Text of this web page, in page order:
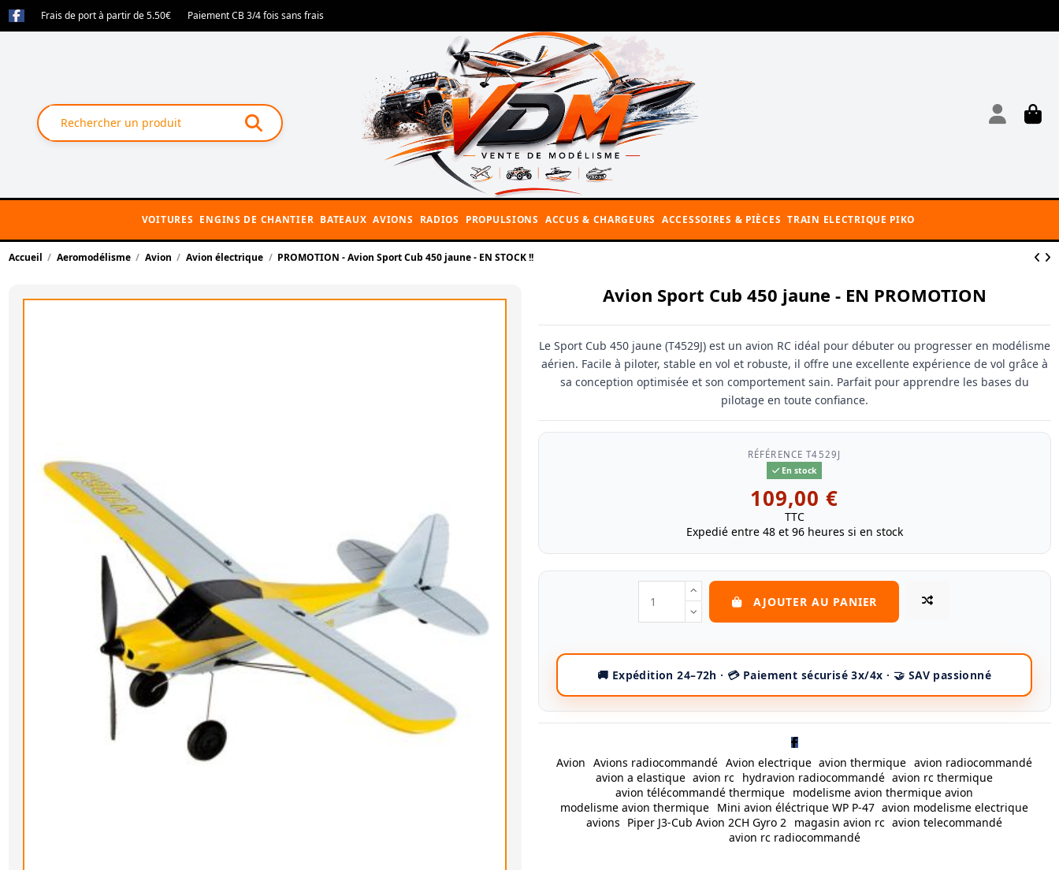
Frais de port à partir de 5.50€ Paiement CB 3/4 fois sans frais
VOITURES ENGINS DE CHANTIER BATEAUX AVIONS RADIOS PROPULSIONS ACCUS & CHARGEURS ACCESSOIRES & PIÈCES TRAIN ELECTRIQUE PIKO
Accueil Aeromodélisme Avion Avion électrique PROMOTION - Avion Sport Cub 450 jaune - EN STOCK !!
Avion Sport Cub 450 jaune - EN PROMOTION
Le Sport Cub 450 jaune (T4529J) est un avion RC idéal pour débuter ou progresser en modélisme
aérien. Facile à piloter, stable en vol et robuste, il offre une excellente expérience de vol grâce à
sa conception optimisée et son comportement sain. Parfait pour apprendre les bases du
pilotage en toute confiance.
RÉFÉRENCE T4529J
En stock
109,00 €
TTC
Expedié entre 48 et 96 heures si en stock
AJOUTER AU PANIER
Avion Avions radiocommandé Avion electrique avion thermique avion radiocommandé
avion a elastique avion rc hydravion radiocommandé avion rc thermique
avion télécommandé thermique modelisme avion thermique avion
modelisme avion thermique Mini avion éléctrique WP P-47 avion modelisme electrique
avions Piper J3-Cub Avion 2CH Gyro 2 magasin avion rc avion telecommandé
avion rc radiocommandé